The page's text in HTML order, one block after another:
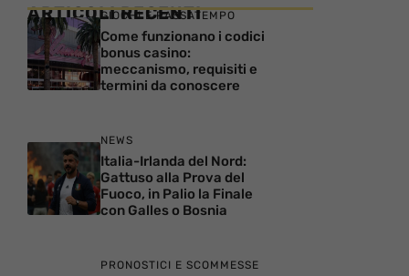
ARTICOLI RECENTI
GIOCHI E PASSATEMPO
Come funzionano i codici
bonus casino:
meccanismo, requisiti e
termini da conoscere
NEWS
Italia-Irlanda del Nord:
Gattuso alla Prova del
Fuoco, in Palio la Finale
con Galles o Bosnia
PRONOSTICI E SCOMMESSE